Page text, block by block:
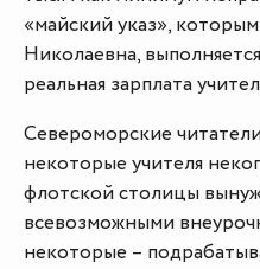
«майский указ»,
Николаевна,
реальная зарплата
Североморские
некоторые учителя
флотской столицы
всевозможными
некоторые –